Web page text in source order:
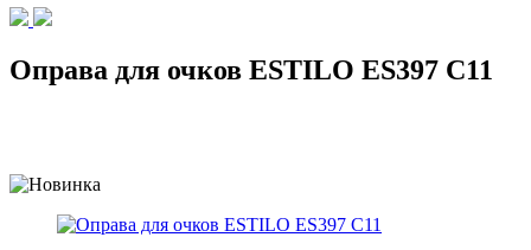
Оправа для очков ESTILO ES397 C11